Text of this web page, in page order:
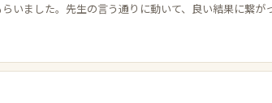
いました。先生の言う通りに動いて、良い結果に繋が